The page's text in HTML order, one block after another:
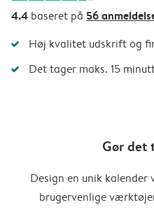
4.4 baseret på 56
Høj kvalitet udskrift og
Det tager maks. 15
Gør det
Design en unik kalender
brugervenlige